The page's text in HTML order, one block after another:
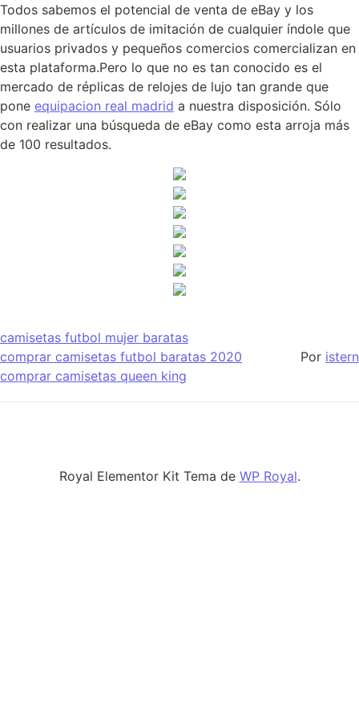
Todos sabemos el potencial de venta de eBay y los
millones de artículos de imitación de cualquier índole que
usuarios privados y pequeños comercios comercializan en
esta plataforma.Pero lo que no es tan conocido es el
mercado de réplicas de relojes de lujo tan grande que
pone equipacion real madrid a nuestra disposición. Sólo
con realizar una búsqueda de eBay como esta arroja más
de 100 resultados.
camisetas futbol mujer baratas
comprar camisetas futbol baratas 2020
comprar camisetas queen king
Por istern
Royal Elementor Kit Tema de WP Royal.